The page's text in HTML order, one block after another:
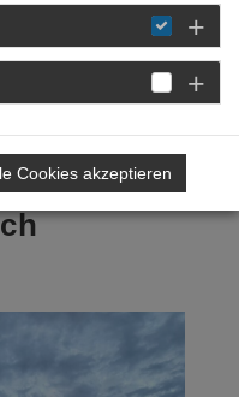
DETAIL
& urbane
Cookies akzeptieren